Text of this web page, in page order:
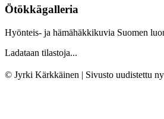
Ötökkägalleria
Hyönteis- ja hämähäkkikuvia Suomen
Ladataan tilastoja...
© Jyrki Kärkkäinen | Sivusto uudistettu